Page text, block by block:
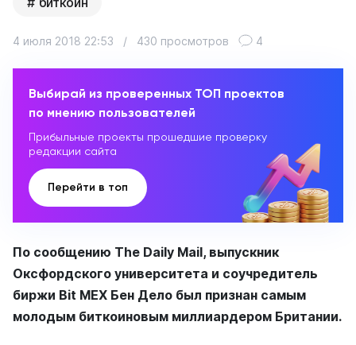
4 июля 2018 22:53 / 430 просмотров 4
Выбирай из проверенных ТОП проектов
по мнению пользователей
Прибыльные проекты прошедшие проверку
редакции сайта
Перейти в топ
По сообщению The Daily Mail, выпускник
Оксфордского университета и соучредитель
биржи Bit MEX Бен Дело был признан самым
молодым биткоиновым миллиардером Британии.